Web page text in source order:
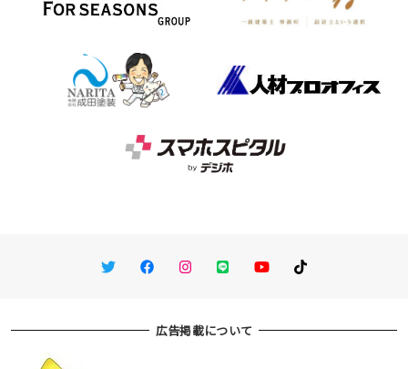
TwitterFacebookInstagram
LINE You TubeTikTok
広告掲載について